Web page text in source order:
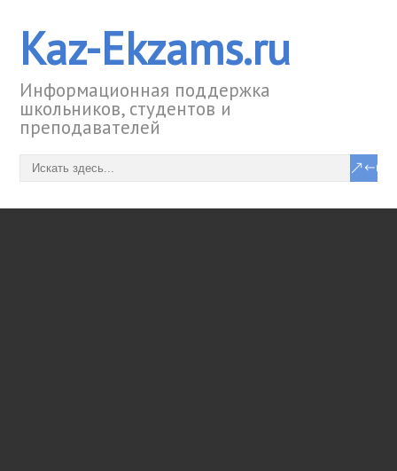
Kaz-Ekzams.ru
Информационная поддержка
школьников, студентов и
преподавателей